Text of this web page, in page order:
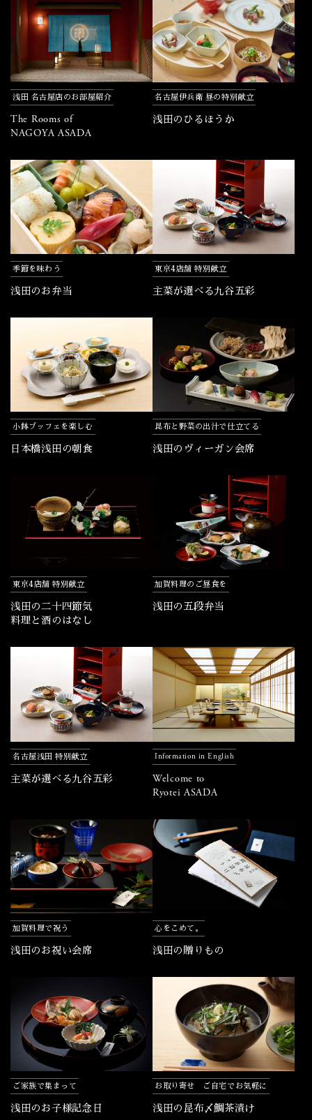
浅田 名古屋店のお部屋紹介
The Rooms of
NAGOYA ASADA
名古屋伊兵衛 昼の特別献立
浅田のひるほうか
季節を味わう
浅田のお弁当
東京4店舗 特別献立
主菜が選べる九谷五彩
小鉢ブッフェを楽しむ
日本橋浅田の朝食
昆布と野菜の出汁で仕立てる
浅田のヴィーガン会席
東京4店舗 特別献立
浅田の二十四節気
料理と酒のはなし
加賀料理のご昼食を
浅田の五段弁当
名古屋浅田 特別献立
主菜が選べる九谷五彩
Information in English
Welcome to
Ryotei ASADA
加賀料理で祝う
浅田のお祝い会席
心をこめて。
浅田の贈りもの
ご家族で集まって
浅田のお子様記念日
お取り寄せ ご自宅でお気軽に
浅田の昆布〆鯛茶漬け